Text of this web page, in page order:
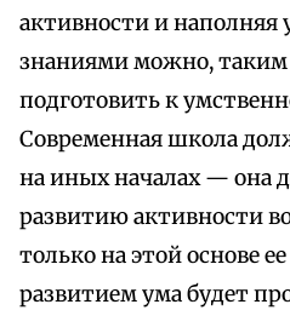
активности и
знаниями можно, таким
подготовить к
Современная школа
на иных началах — она
развитию активности
только на этой основе
развитием ума будет